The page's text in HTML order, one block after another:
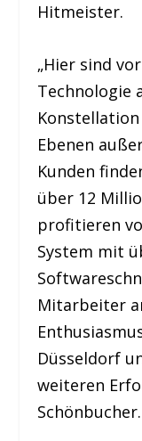
Hitmeister.
„Hier sind
Technologie
Ebenen
Kunden
über 12
profitieren
System mit
Mitarbeiter
Düsseldorf
weiteren
Schönbucher.